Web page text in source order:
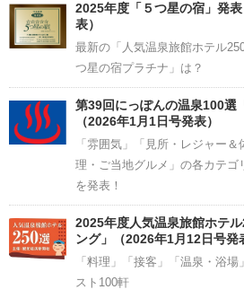
2025年度「５つ星の宿」発
表）
最新の「人気温泉旅館ホテル
つ星の宿プラチナ」は？
第39回にっぽんの温泉100選
（2026年1月1日号発表）
「雰囲気」「見所・レジャー
理・ご当地グルメ」の各カテゴ
を発表！
2025年度人気温泉旅館ホテ
ング」（2026年1月12日号発
「料理」「接客」「温泉・浴
スト100軒